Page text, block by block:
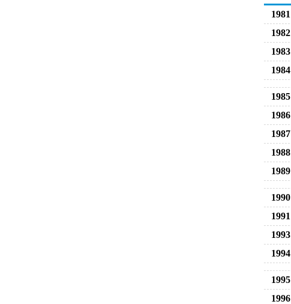
1981
1982
1983
1984
1985
1986
1987
1988
1989
1990
1991
1993
1994
1995
1996